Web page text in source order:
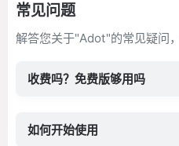
常见问题
解答您关于"Adot"的常见疑问
收费吗？免费版够用吗
如何开始使用